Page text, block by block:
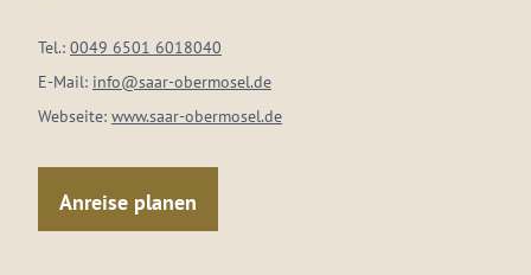
Tel.: 0049 6501 6018040
E-Mail: info@saar-obermosel.de
Webseite: www.saar-obermosel.de
Anreise planen